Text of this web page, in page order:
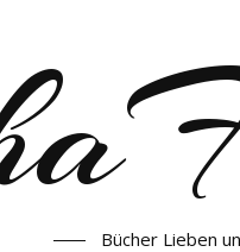
Bücher Lieben